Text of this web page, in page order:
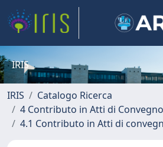
IRIS
IRIS
Catalogo Ricerca
4 Contributo in Atti di
4.1 Contributo in Atti di